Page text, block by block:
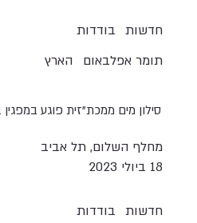
בודדות חדשות
הארץ
תומר אפלבאום
סילון מים ממכת"זית פוגע
מחלף השלום, תל אביב
18 ביולי 2023
בודדות חדשות